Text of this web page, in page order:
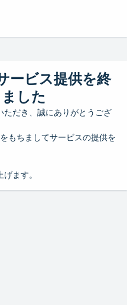
ービス提供を終
した
ただき、誠にありがとうござ
もちましてサービスの提供を
ます。